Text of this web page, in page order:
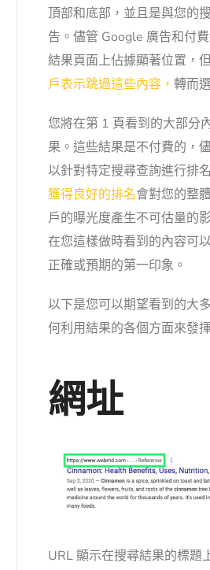
頂部和底部，並且是與您的
告。儘管 Google 廣告和付
結果頁面上佔據顯著位置，
戶表示跳過這些內容， 轉而
您將在第 1 頁看到的大部分
果。這些結果是不付費的，
以針對特定搜尋查詢進行排
獲得良好的排名會對您的整
戶的曝光度產生不可估量的
在您這樣做時看到的內容可
正確或預期的第一印象。
以下是您可以期望看到的大
何利用結果的各個方面來發
網址
URL 顯示在搜尋結果的標題